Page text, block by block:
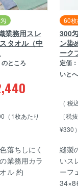
業務用スレ
タオル（中
のところ
（1枚あたり
落ちしにく
業務用カラ
ル 約
60
300
ン染
ーク
定価：
いと
税
［税
¥330
縫製
いス
ーフ